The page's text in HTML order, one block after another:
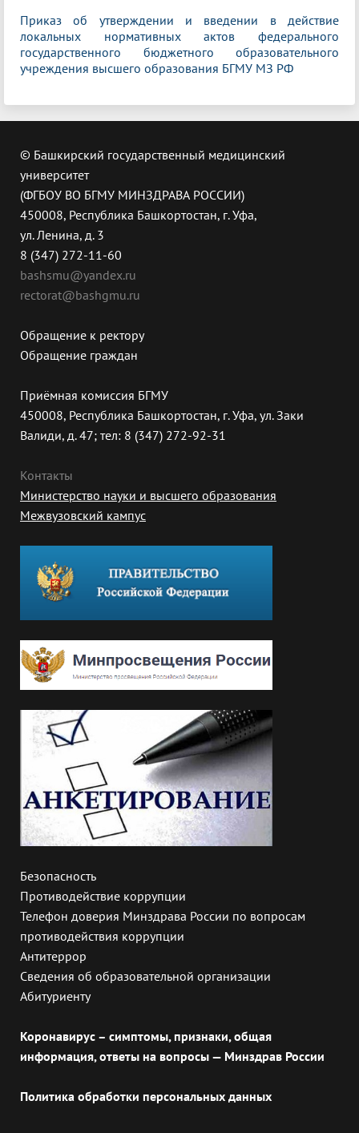
Приказ об утверждении и введении в действие
локальных нормативных актов федерального
государственного бюджетного образовательного
учреждения высшего образования БГМУ МЗ РФ
© Башкирский государственный медицинский
университет
(ФГБОУ ВО БГМУ МИНЗДРАВА РОССИИ)
450008, Республика Башкортостан, г. Уфа,
ул. Ленина, д. 3
8 (347) 272-11-60
bashsmu@yandex.ru
rectorat@bashgmu.ru
Обращение к ректору
Обращение граждан
Приёмная комиссия БГМУ
450008, Республика Башкортостан, г. Уфа, ул. Заки
Валиди, д. 47; тел: 8 (347) 272-92-31
Контакты
Министерство науки и высшего образования
Межвузовский кампус
Безопасность
Противодействие коррупции
Телефон доверия Минздрава России по вопросам
противодействия коррупции
Антитеррор
Сведения об образовательной организации
Абитуриенту
Коронавирус – симптомы, признаки, общая
информация, ответы на вопросы — Минздрав России
Политика обработки персональных данных